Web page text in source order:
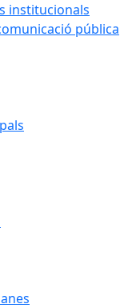
institucionals
pública